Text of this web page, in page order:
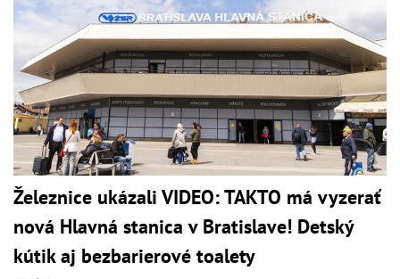
Železnice ukázali VIDEO: TAKTO má vyzerať
nová Hlavná stanica v Bratislave! Detský
kútik aj bezbarierové toalety